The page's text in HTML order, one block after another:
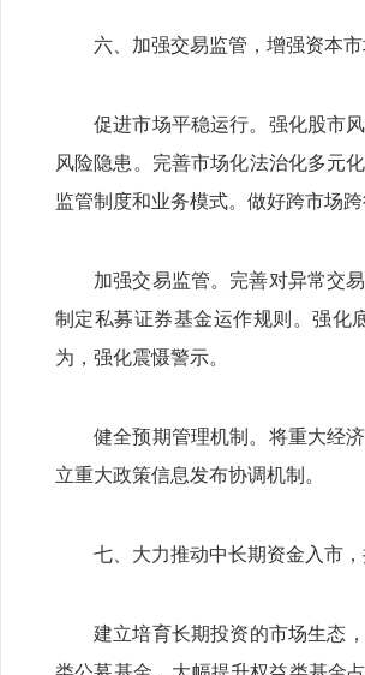
六、加强交易监管，增强资本
促进市场平稳运行。强化股市
风险隐患。完善市场化法治化多元
监管制度和业务模式。做好跨市场
加强交易监管。完善对异常交
制定私募证券基金运作规则。强化
为，强化震慑警示。
健全预期管理机制。将重大经
立重大政策信息发布协调机制。
七、大力推动中长期资金入市
建立培育长期投资的市场生态